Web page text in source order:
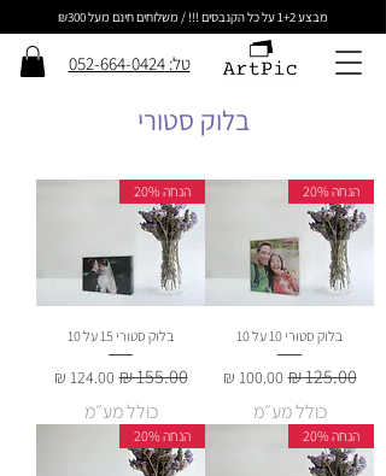
מבצע 1+2 על כל הקנבסים !!! / משלוחים חינם מעל ₪300
טל: 052-664-0424
בלוק סטורי
הנחה 20%
בלוק סטורי 10 על 10
מחיר רגיל‏125.00 ‏₪ מחיר מבצע
כולל מע״מ
הנחה 20%
בלוק סטורי 15 על 10
מחיר רגיל‏155.00 ‏₪ מחיר מבצע
כולל מע״מ
הנחה 20% הנחה 20%